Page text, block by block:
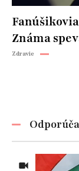
Známa
Zdravie